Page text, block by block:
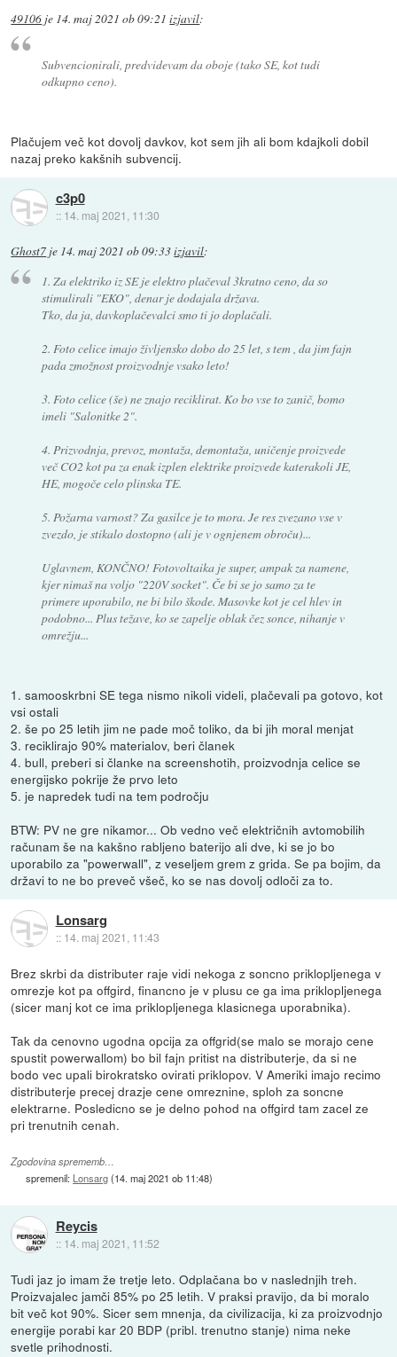
49106 je 14. maj 2021 ob 09:21 izjavil:
Subvencionirali, predvidevam da oboje (tako SE, kot tudi
odkupno ceno).
Plačujem več kot dovolj davkov, kot sem jih ali bom kdajkoli dobil
nazaj preko kakšnih subvencij.
c3p0
:: 14. maj 2021, 11:30
Ghost7 je 14. maj 2021 ob 09:33izjavil:
1. Za elektriko iz SE je elektro plačeval 3kratno ceno, da so
stimulirali "EKO", denar je dodajala država.
Tko, da ja, davkoplačevalci smo ti jo doplačali.
2. Foto celice imajo življensko dobo do 25 let, s tem , da jim fajn
pada zmožnost proizvodnje vsako leto!
3. Foto celice (še) ne znajo reciklirat. Ko bo vse to zanič, bomo
imeli "Salonitke 2".
4. Prizvodnja, prevoz, montaža, demontaža, uničenje proizvede
več CO2 kot pa za enak izplen elektrike proizvede katerakoli JE,
HE, mogoče celo plinska TE.
5. Požarna varnost? Za gasilce je to mora. Je res zvezano vse v
zvezdo, je stikalo dostopno (ali je v ognjenem obroču)...
Uglavnem, KONČNO! Fotovoltaika je super, ampak za namene,
kjer nimaš na voljo "220V socket". Če bi se jo samo za te
primere uporabilo, ne bi bilo škode. Masovke kot je cel hlev in
podobno... Plus težave, ko se zapelje oblak čez sonce, nihanje v
omrežju...
1. samooskrbni SE tega nismo nikoli videli, plačevali pa gotovo, kot
vsi ostali
2. še po 25 letih jim ne pade moč toliko, da bi jih moral menjat
3. reciklirajo 90% materialov, beri članek
4. bull, preberi si članke na screenshotih, proizvodnja celice se
energijsko pokrije že prvo leto
5. je napredek tudi na tem področju
BTW: PV ne gre nikamor... Ob vedno več električnih avtomobilih
računam še na kakšno rabljeno baterijo ali dve, ki se jo bo
uporabilo za "powerwall", z veseljem grem z grida. Se pa bojim, da
državi to ne bo preveč všeč, ko se nas dovolj odloči za to.
Lonsarg
:: 14. maj 2021, 11:43
Brez skrbi da distributer raje vidi nekoga z soncno priklopljenega v
omrezje kot pa offgird, financno je v plusu ce ga ima priklopljenega
(sicer manj kot ce ima priklopljenega klasicnega uporabnika).
Tak da cenovno ugodna opcija za offgrid(se malo se morajo cene
spustit powerwallom) bo bil fajn pritist na distributerje, da si ne
bodo vec upali birokratsko ovirati priklopov. V Ameriki imajo recimo
distributerje precej drazje cene omreznine, sploh za soncne
elektrarne. Posledicno se je delno pohod na offgird tam zacel ze
pri trenutnih cenah.
Zgodovina sprememb…
spremenil: Lonsarg(14. maj 2021 ob 11:48)
Reycis
:: 14. maj 2021, 11:52
Tudi jaz jo imam že tretje leto. Odplačana bo v naslednjih treh.
Proizvajalec jamči 85% po 25 letih. V praksi pravijo, da bi moralo
bit več kot 90%. Sicer sem mnenja, da civilizacija, ki za proizvodnjo
energije porabi kar 20 BDP (pribl. trenutno stanje) nima neke
svetle prihodnosti.